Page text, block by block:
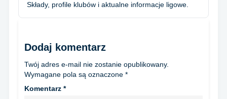
Składy, profile klubów i aktualne informacje ligowe.
Dodaj komentarz
Twój adres e-mail nie zostanie opublikowany.
Wymagane pola są oznaczone *
Komentarz *